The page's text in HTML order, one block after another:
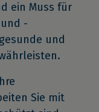
ein Muss für
-
und
Sie mit